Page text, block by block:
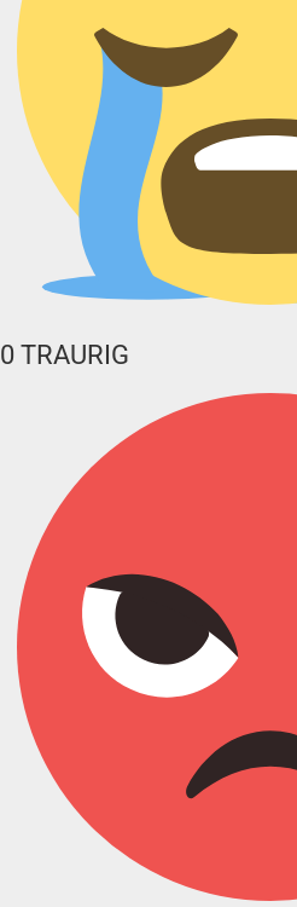
0 TRAURIG